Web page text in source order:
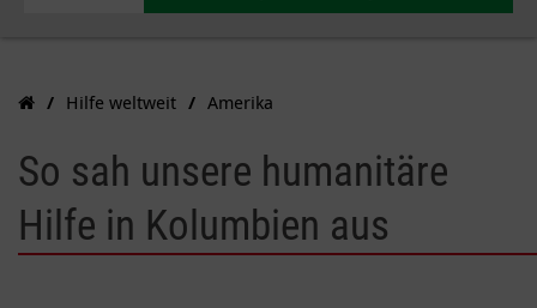
Hilfe weltweit Amerika
So sah unsere humanitäre
Hilfe in Kolumbien aus